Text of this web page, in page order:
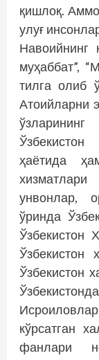
қишлоқ.
улуғ
муҳаббат”,
тилга олиб
Атоийларни
ҳаётида
унвонлар,
ўринда
Ўзбекистон
Ўзбекистон
Ўзбекистон
кўрсатган
фанлари